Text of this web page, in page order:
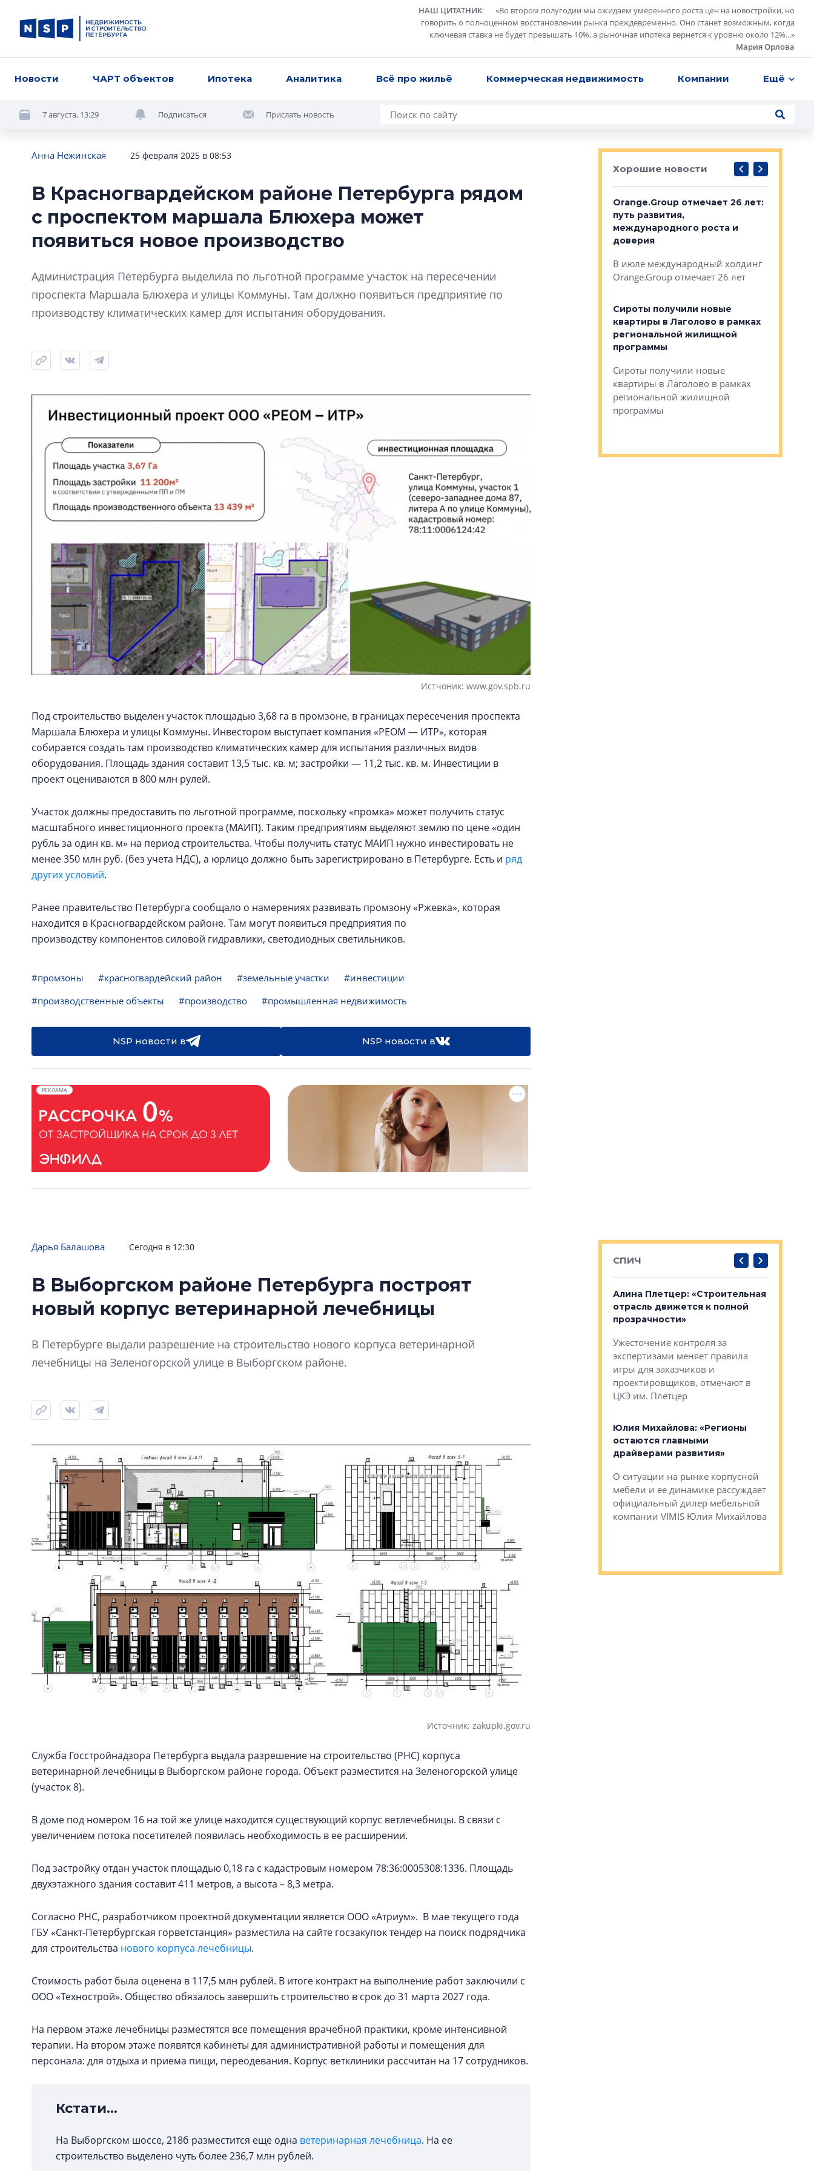
НАШ ЦИТАТНИК: «Во втором полугодии мы ожидаем умеренного роста цен на новостройки, но
говорить о полноценном восстановлении рынка преждевременно. Оно станет возможным, когда
ключевая ставка не будет превышать 10%, а рыночная ипотека вернется к уровню около 12%...»
Мария Орлова
Новости ЧАРТ объектов Ипотека Аналитика Всё про жильё Коммерческая недвижимость Компании Ещё
7 августа, 13:29 Подписаться Прислать новость
Анна Нежинская 25 февраля 2025 в 08:53
В Красногвардейском районе Петербурга рядом
с проспектом маршала Блюхера может
появиться новое производство
Администрация Петербурга выделила по льготной программе участок на пересечении
проспекта Маршала Блюхера и улицы Коммуны. Там должно появиться предприятие по
производству климатических камер для испытания оборудования.
Истчоник: www.gov.spb.ru
Под строительство выделен участок площадью 3,68 га в промзоне, в границах пересечения проспекта
Маршала Блюхера и улицы Коммуны. Инвестором выступает компания «РЕОМ — ИТР», которая
собирается создать там производство климатических камер для испытания различных видов
оборудования. Площадь здания составит 13,5 тыс. кв. м; застройки — 11,2 тыс. кв. м. Инвестиции в
проект оцениваются в 800 млн рулей.
Участок должны предоставить по льготной программе, поскольку «промка» может получить статус
масштабного инвестиционного проекта (МАИП). Таким предприятиям выделяют землю по цене «один
рубль за один кв. м» на период строительства. Чтобы получить статус МАИП нужно инвестировать не
менее 350 млн руб. (без учета НДС), а юрлицо должно быть зарегистрировано в Петербурге. Есть и ряд
других условий.
Ранее правительство Петербурга сообщало о намерениях развивать промзону «Ржевка», которая
находится в Красногвардейском районе. Там могут появиться предприятия по
производству компонентов силовой гидравлики, светодиодных светильников.
#промзоны #красногвардейский район #земельные участки
#инвестиции
#производственные объекты
#производство #промышленная недвижимость
NSP новости в NSP новости в
РЕКЛАМА
Хорошие новости
В Санкт-Петербурге выбрали
строить и жить помогает»
центр совмещенного образования
Orange.Group отмечает 26 лет:
путь развития,
международного роста и
доверия
В июле международный холдинг
Orange.Group отмечает 26 лет
Сироты получили новые
квартиры в Лаголово в рамках
региональной жилищной
программы
Сироты получили новые
квартиры в Лаголово в рамках
региональной жилищной
программы
Дарья Балашова Сегодня в 12:30
В Выборгском районе Петербурга построят
новый корпус ветеринарной лечебницы
В Петербурге выдали разрешение на строительство нового корпуса ветеринарной
лечебницы на Зеленогорской улице в Выборгском районе.
Источник: zakupki.gov.ru
Служба Госстройнадзора Петербурга выдала разрешение на строительство (РНС) корпуса
ветеринарной лечебницы в Выборгском районе города. Объект разместится на Зеленогорской улице
(участок 8).
В доме под номером 16 на той же улице находится существующий корпус ветлечебницы. В связи с
увеличением потока посетителей появилась необходимость в ее расширении.
Под застройку отдан участок площадью 0,18 га с кадастровым номером 78:36:0005308:1336. Площадь
двухэтажного здания составит 411 метров, а высота – 8,3 метра.
Согласно РНС, разработчиком проектной документации является ООО «Атриум». В мае текущего года
ГБУ «Санкт-Петербургская горветстанция» разместила на сайте госзакупок тендер на поиск подрядчика
для строительства нового корпуса лечебницы.
Стоимость работ была оценена в 117,5 млн рублей. В итоге контракт на выполнение работ заключили с
ООО «Технострой». Общество обязалось завершить строительство в срок до 31 марта 2027 года.
На первом этаже лечебницы разместятся все помещения врачебной практики, кроме интенсивной
терапии. На втором этаже появятся кабинеты для административной работы и помещения для
персонала: для отдыха и приема пищи, переодевания. Корпус ветклиники рассчитан на 17 сотрудников.
Кстати...
На Выборгском шоссе, 218б разместится еще одна ветеринарная лечебница. На ее
строительство выделено чуть более 236,7 млн рублей.
СПИЧ
Роман Корнышев: «Поводом
Девелопер «Вертикаль»: поводом
апарты, которые еще больше
приблизятся к гостиничному
уровню сервиса, уверены в УК
КЕЙПОРТ
Алина Плетцер: «Строительная
отрасль движется к полной
прозрачности»
Ужесточение контроля за
экспертизами меняет правила
игры для заказчиков и
проектировщиков, отмечают в
ЦКЭ им. Плетцер
Юлия Михайлова: «Регионы
остаются главными
драйверами развития»
О ситуации на рынке корпусной
мебели и ее динамике рассуждает
официальный дилер мебельной
компании VIMIS Юлия Михайлова